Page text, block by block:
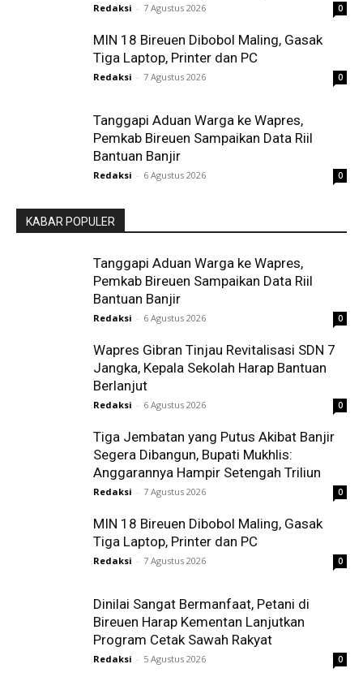
Redaksi - 7 Agustus 2026 0
MIN 18 Bireuen Dibobol Maling, Gasak
Tiga Laptop, Printer dan PC
Redaksi - 7 Agustus 2026 0
Tanggapi Aduan Warga ke Wapres,
Pemkab Bireuen Sampaikan Data Riil
Bantuan Banjir
Redaksi - 6 Agustus 2026 0
KABAR POPULER
Tanggapi Aduan Warga ke Wapres,
Pemkab Bireuen Sampaikan Data Riil
Bantuan Banjir
Redaksi - 6 Agustus 2026 0
Wapres Gibran Tinjau Revitalisasi SDN 7
Jangka, Kepala Sekolah Harap Bantuan
Berlanjut
Redaksi - 6 Agustus 2026 0
Tiga Jembatan yang Putus Akibat Banjir
Segera Dibangun, Bupati Mukhlis:
Anggarannya Hampir Setengah Triliun
Redaksi - 7 Agustus 2026 0
MIN 18 Bireuen Dibobol Maling, Gasak
Tiga Laptop, Printer dan PC
Redaksi - 7 Agustus 2026 0
Dinilai Sangat Bermanfaat, Petani di
Bireuen Harap Kementan Lanjutkan
Program Cetak Sawah Rakyat
Redaksi - 5 Agustus 2026 0